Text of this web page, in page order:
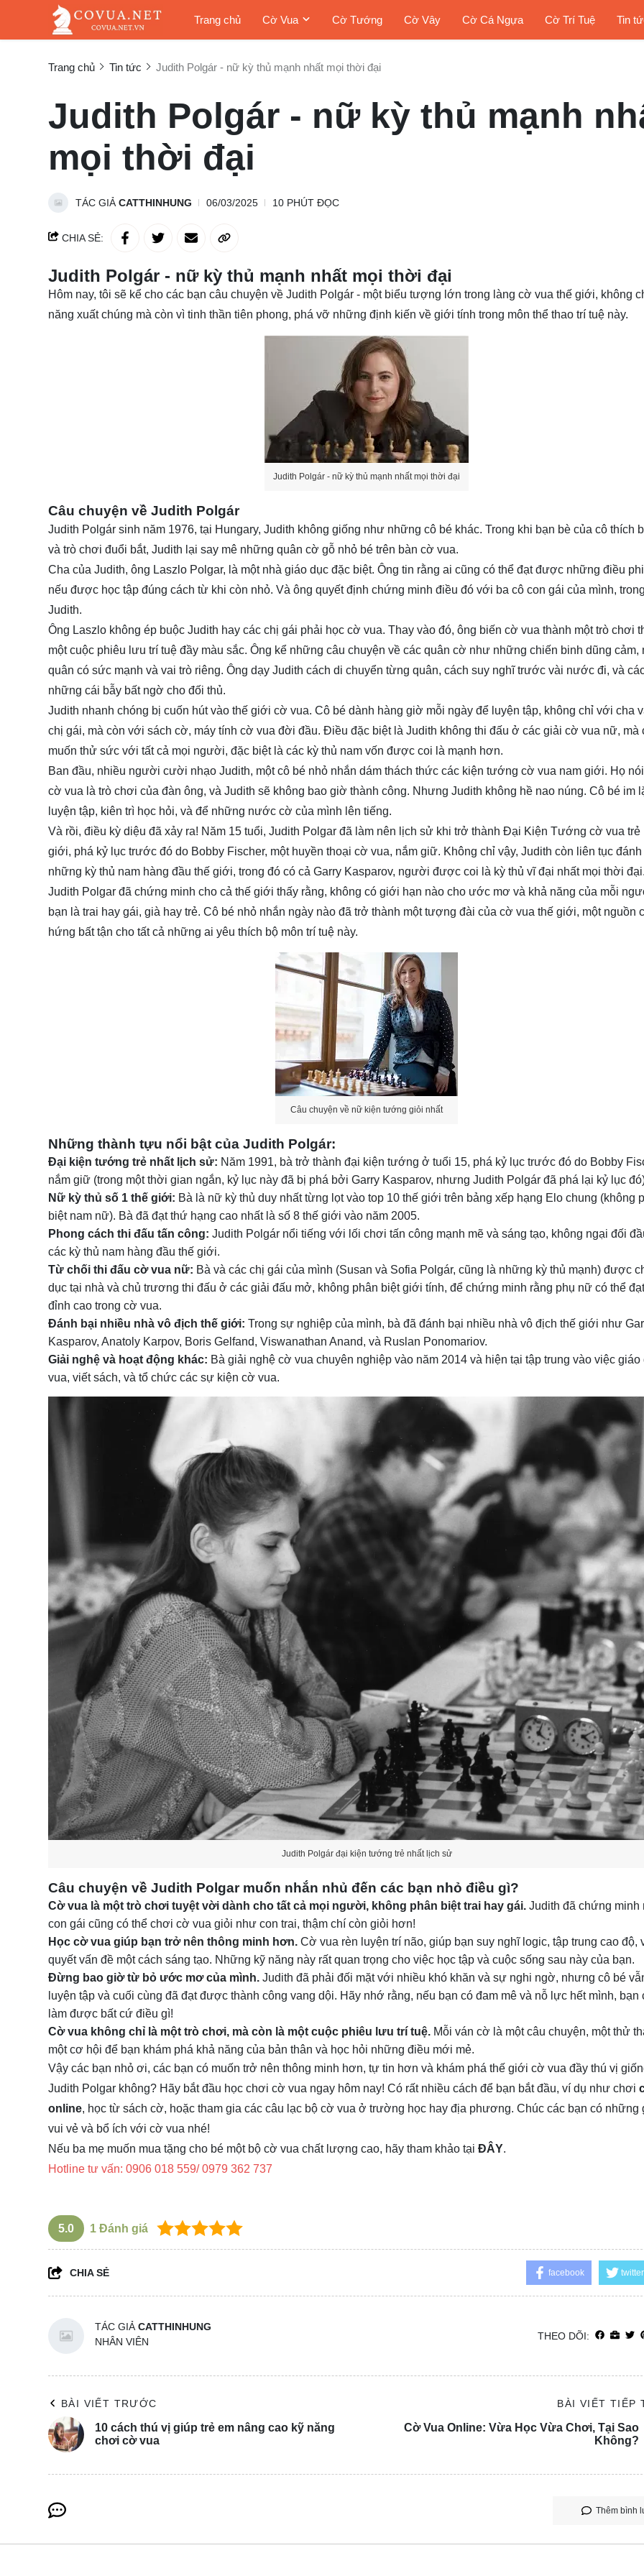
Trang chủ Cờ Vua Cờ Tướng Cờ Vây Cờ Cá Ngựa Cờ Trí Tuệ Tin
Trang chủ Tin tức Judith Polgár - nữ kỳ thủ mạnh nhất mọi thời đại
Judith Polgár - nữ kỳ thủ mạnh
mọi thời đại
TÁC GIẢCATTHINHUNG 06/03/2025 10 PHÚT ĐỌC
CHIA SẺ:
Judith Polgár - nữ kỳ thủ mạnh nhất mọi thời đại
Hôm nay, tôi sẽ kể cho các bạn câu chuyện về Judith Polgár - một biểu tượng lớn trong làng cờ vua thế giới, không
năng xuất chúng mà còn vì tinh thần tiên phong, phá vỡ những định kiến về giới tính trong môn thể thao trí tuệ này.
Judith Polgár - nữ kỳ thủ mạnh nhất mọi thời đại
Câu chuyện về Judith Polgár
Judith Polgár sinh năm 1976, tại Hungary, Judith không giống như những cô bé khác. Trong khi bạn bè của cô thích
và trò chơi đuổi bắt, Judith lại say mê những quân cờ gỗ nhỏ bé trên bàn cờ vua.
Cha của Judith, ông Laszlo Polgar, là một nhà giáo dục đặc biệt. Ông tin rằng ai cũng có thể đạt được những điều
nếu được học tập đúng cách từ khi còn nhỏ. Và ông quyết định chứng minh điều đó với ba cô con gái của mình,
Judith.
Ông Laszlo không ép buộc Judith hay các chị gái phải học cờ vua. Thay vào đó, ông biến cờ vua thành một trò chơi
một cuộc phiêu lưu trí tuệ đầy màu sắc. Ông kể những câu chuyện về các quân cờ như những chiến binh dũng cảm,
quân có sức mạnh và vai trò riêng. Ông dạy Judith cách di chuyển từng quân, cách suy nghĩ trước vài nước đi, và
những cái bẫy bất ngờ cho đối thủ.
Judith nhanh chóng bị cuốn hút vào thế giới cờ vua. Cô bé dành hàng giờ mỗi ngày để luyện tập, không chỉ với cha
chị gái, mà còn với sách cờ, máy tính cờ vua đời đầu. Điều đặc biệt là Judith không thi đấu ở các giải cờ vua nữ, mà
muốn thử sức với tất cả mọi người, đặc biệt là các kỳ thủ nam vốn được coi là mạnh hơn.
Ban đầu, nhiều người cười nhạo Judith, một cô bé nhỏ nhắn dám thách thức các kiện tướng cờ vua nam giới. Họ
cờ vua là trò chơi của đàn ông, và Judith sẽ không bao giờ thành công. Nhưng Judith không hề nao núng. Cô bé im
luyện tập, kiên trì học hỏi, và để những nước cờ của mình lên tiếng.
Và rồi, điều kỳ diệu đã xảy ra! Năm 15 tuổi, Judith Polgar đã làm nên lịch sử khi trở thành Đại Kiện Tướng cờ vua trẻ
giới, phá kỷ lục trước đó do Bobby Fischer, một huyền thoại cờ vua, nắm giữ. Không chỉ vậy, Judith còn liên tục
những kỳ thủ nam hàng đầu thế giới, trong đó có cả Garry Kasparov, người được coi là kỳ thủ vĩ đại nhất mọi thời
Judith Polgar đã chứng minh cho cả thế giới thấy rằng, không có giới hạn nào cho ước mơ và khả năng của mỗi
bạn là trai hay gái, già hay trẻ. Cô bé nhỏ nhắn ngày nào đã trở thành một tượng đài của cờ vua thế giới, một nguồn
hứng bất tận cho tất cả những ai yêu thích bộ môn trí tuệ này.
Câu chuyện về nữ kiện tướng giỏi nhất
Những thành tựu nổi bật của Judith Polgár:
Đại kiện tướng trẻ nhất lịch sử: Năm 1991, bà trở thành đại kiện tướng ở tuổi 15, phá kỷ lục trước đó do Bobby
nắm giữ (trong một thời gian ngắn, kỷ lục này đã bị phá bởi Garry Kasparov, nhưng Judith Polgár đã phá lại kỷ lục
Nữ kỳ thủ số 1 thế giới: Bà là nữ kỳ thủ duy nhất từng lọt vào top 10 thế giới trên bảng xếp hạng Elo chung (không
biệt nam nữ). Bà đã đạt thứ hạng cao nhất là số 8 thế giới vào năm 2005.
Phong cách thi đấu tấn công: Judith Polgár nổi tiếng với lối chơi tấn công mạnh mẽ và sáng tạo, không ngại đối
các kỳ thủ nam hàng đầu thế giới.
Từ chối thi đấu cờ vua nữ: Bà và các chị gái của mình (Susan và Sofia Polgár, cũng là những kỳ thủ mạnh) được
dục tại nhà và chủ trương thi đấu ở các giải đấu mở, không phân biệt giới tính, để chứng minh rằng phụ nữ có thể
đỉnh cao trong cờ vua.
Đánh bại nhiều nhà vô địch thế giới: Trong sự nghiệp của mình, bà đã đánh bại nhiều nhà vô địch thế giới như
Kasparov, Anatoly Karpov, Boris Gelfand, Viswanathan Anand, và Ruslan Ponomariov.
Giải nghệ và hoạt động khác: Bà giải nghệ cờ vua chuyên nghiệp vào năm 2014 và hiện tại tập trung vào việc
vua, viết sách, và tổ chức các sự kiện cờ vua.
Judith Polgár đại kiện tướng trẻ nhất lịch sử
Câu chuyện về Judith Polgar muốn nhắn nhủ đến các bạn nhỏ điều gì?
Cờ vua là một trò chơi tuyệt vời dành cho tất cả mọi người, không phân biệt trai hay gái. Judith đã chứng minh
con gái cũng có thể chơi cờ vua giỏi như con trai, thậm chí còn giỏi hơn!
Học cờ vua giúp bạn trở nên thông minh hơn. Cờ vua rèn luyện trí não, giúp bạn suy nghĩ logic, tập trung cao độ,
quyết vấn đề một cách sáng tạo. Những kỹ năng này rất quan trọng cho việc học tập và cuộc sống sau này của bạn.
Đừng bao giờ từ bỏ ước mơ của mình. Judith đã phải đối mặt với nhiều khó khăn và sự nghi ngờ, nhưng cô bé
luyện tập và cuối cùng đã đạt được thành công vang dội. Hãy nhớ rằng, nếu bạn có đam mê và nỗ lực hết mình, bạn
làm được bất cứ điều gì!
Cờ vua không chỉ là một trò chơi, mà còn là một cuộc phiêu lưu trí tuệ. Mỗi ván cờ là một câu chuyện, một thử
một cơ hội để bạn khám phá khả năng của bản thân và học hỏi những điều mới mẻ.
Vậy các bạn nhỏ ơi, các bạn có muốn trở nên thông minh hơn, tự tin hơn và khám phá thế giới cờ vua đầy thú vị
Judith Polgar không? Hãy bắt đầu học chơi cờ vua ngay hôm nay! Có rất nhiều cách để bạn bắt đầu, ví dụ như chơi
online, học từ sách cờ, hoặc tham gia các câu lạc bộ cờ vua ở trường học hay địa phương. Chúc các bạn có những
vui vẻ và bổ ích với cờ vua nhé!
Nếu ba mẹ muốn mua tặng cho bé một bộ cờ vua chất lượng cao, hãy tham khảo tại ĐÂY.
Hotline tư vấn: 0906 018 559/ 0979 362 737
5.0 1 Đánh giá
CHIA SẺ facebook twitter
TÁC GIẢ CATTHINHUNG
NHÂN VIÊN
THEO DÕI:
BÀI VIẾT TRƯỚC
10 cách thú vị giúp trẻ em nâng cao kỹ năng
chơi cờ vua
BÀI VIẾT TIẾP
Cờ Vua Online: Vừa Học Vừa Chơi, Tại Sao
Không?
Thêm bình